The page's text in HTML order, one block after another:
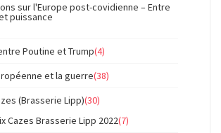
sur l'Europe post-covidienne – Entre
puissance
Poutine et Trump(4)
et la guerre(38)
(Brasserie Lipp)(30)
Cazes Brasserie Lipp 2022(7)